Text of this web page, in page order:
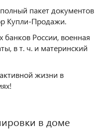
пакет документов
Купли-Продажи.
банков России, военная
в т. ч. и материнский
жизни в
в доме